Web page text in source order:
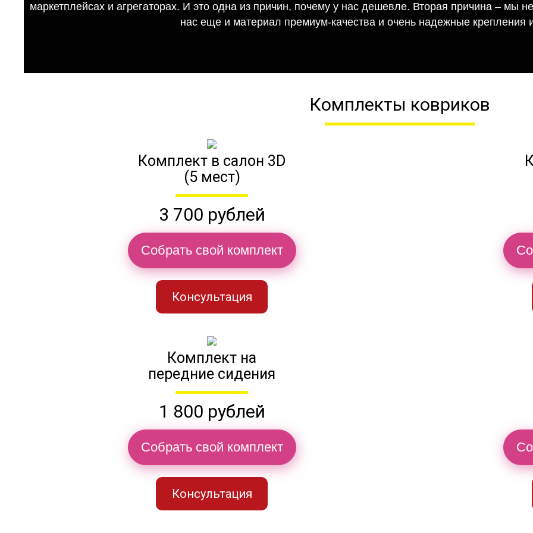
маркетплейсах и агрегаторах. И это одна из причин, почему у нас дешевле. Вторая причина – мы
нас еще и материал премиум-качества и очень надежные крепления
Комплекты ковриков
Комплект в салон 3D
(5 мест)
3 700 рублей
Собрать свой комплект
Консультация
Комплект на
передние сидения
1 800 рублей
Собрать свой комплект
Консультация